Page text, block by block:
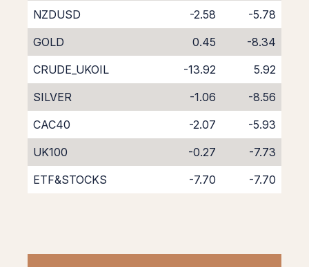
NZDUSD
-2.58
-5.78
GOLD
0.45
-8.34
CRUDE_UKOIL
-13.92
5.92
SILVER
-1.06
-8.56
CAC40
-2.07
-5.93
UK100
-0.27
-7.73
ETF&STOCKS
-7.70 -7.70